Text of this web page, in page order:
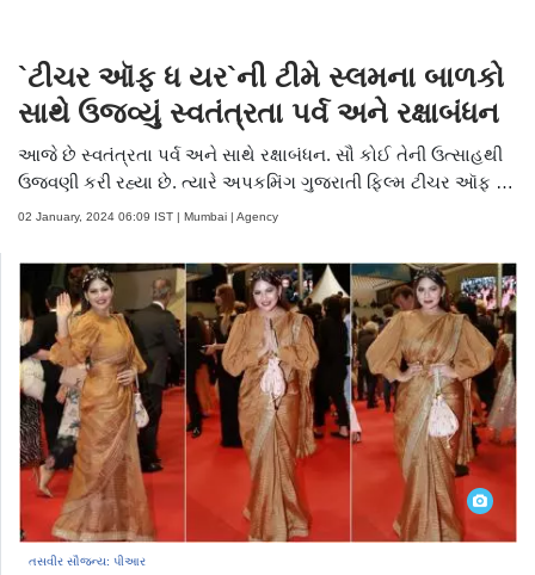
`ટીચર ઑફ ધ યર`ની ટીમે સ્લમના બાળકો
સાથે ઉજવ્યું સ્વતંત્રતા પર્વ અને રક્ષાબંધન
આજે છે સ્વતંત્રતા પર્વ અને સાથે રક્ષાબંધન. સૌ કોઈ તેની ઉત્સાહથી
ઉજવણી કરી રહ્યા છે. ત્યારે અપકમિંગ ગુજરાતી ફિલ્મ ટીચર ઑફ ધ
યરની ટીમે તેની અનોખી રીતે ઉજવણી કરી.
02 January, 2024 06:09 IST | Mumbai | Agency
તસવીર સૌજન્ય: પીઆર